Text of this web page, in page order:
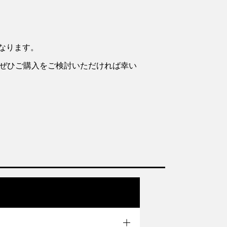
ます。
ひご購入をご検討いただければ幸い